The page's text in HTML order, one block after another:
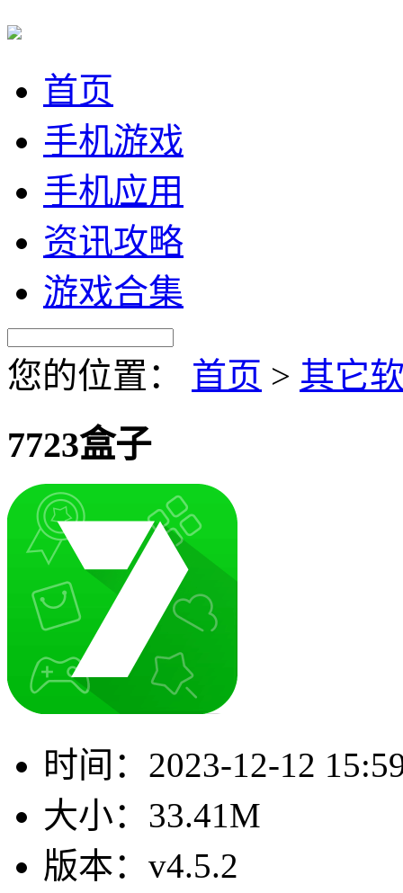
首页
手机游戏
手机应用
资讯攻略
游戏合集
您的位置： 首页 > 其它
7723盒子
时间： 2023-12-12
大小： 33.41M
版本： v4.5.2